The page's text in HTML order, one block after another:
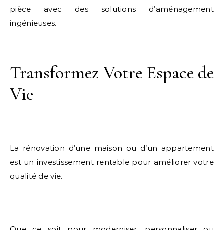
pièce avec des solutions d’aménagement
ingénieuses.
Transformez Votre Espace de
Vie
La rénovation d’une maison ou d’un appartement
est un investissement rentable pour améliorer votre
qualité de vie.